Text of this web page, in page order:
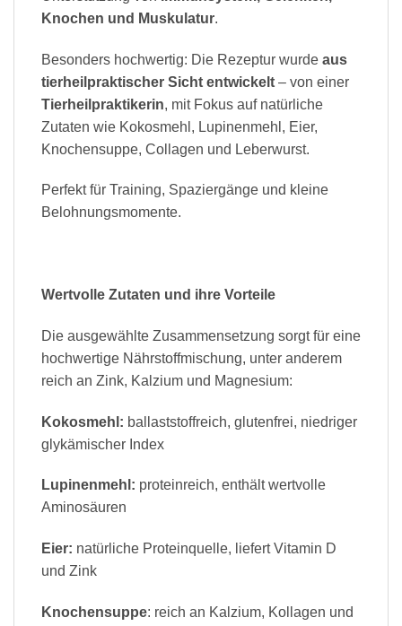
Knochen und Muskulatur.
Besonders hochwertig: Die Rezeptur wurde aus
tierheilpraktischer Sicht entwickelt – von einer
Tierheilpraktikerin, mit Fokus auf natürliche
Zutaten wie Kokosmehl, Lupinenmehl, Eier,
Knochensuppe, Collagen und Leberwurst.
Perfekt für Training, Spaziergänge und kleine
Belohnungsmomente.
Wertvolle Zutaten und ihre Vorteile
Die ausgewählte Zusammensetzung sorgt für eine
hochwertige Nährstoffmischung, unter anderem
reich an Zink, Kalzium und Magnesium:
Kokosmehl: ballaststoffreich, glutenfrei, niedriger
glykämischer Index
Lupinenmehl: proteinreich, enthält wertvolle
Aminosäuren
Eier: natürliche Proteinquelle, liefert Vitamin D
und Zink
Knochensuppe: reich an Kalzium, Kollagen und